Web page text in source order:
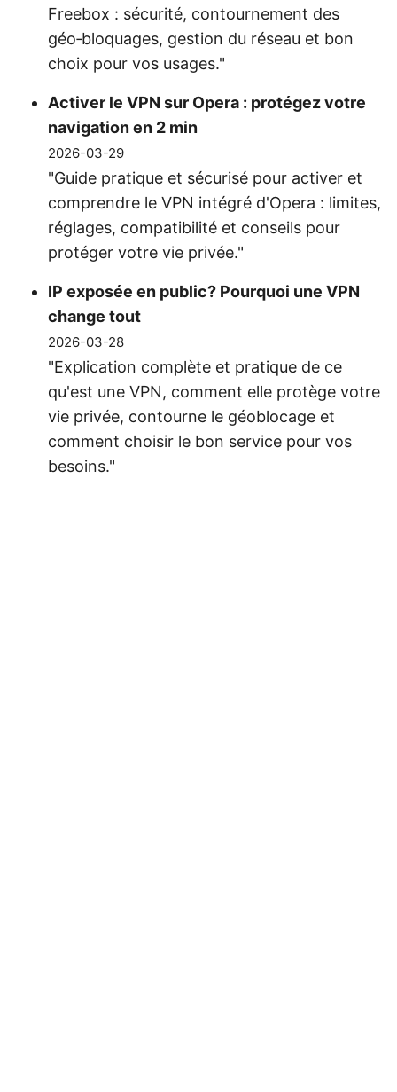
Freebox : sécurité, contournement des
géo‑bloquages, gestion du réseau et bon
choix pour vos usages."
Activer le VPN sur Opera : protégez votre
navigation en 2 min
2026-03-29
"Guide pratique et sécurisé pour activer et
comprendre le VPN intégré d'Opera : limites,
réglages, compatibilité et conseils pour
protéger votre vie privée."
IP exposée en public? Pourquoi une VPN
change tout
2026-03-28
"Explication complète et pratique de ce
qu'est une VPN, comment elle protège votre
vie privée, contourne le géoblocage et
comment choisir le bon service pour vos
besoins."